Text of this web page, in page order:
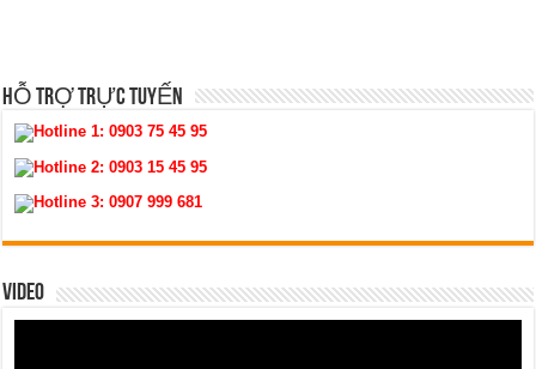
HỖ TRỢ TRỰC TUYẾN
Hotline 1:0903 75 45 95
Hotline 2:0903 15 45 95
Hotline 3:0907 999 681
VIDEO